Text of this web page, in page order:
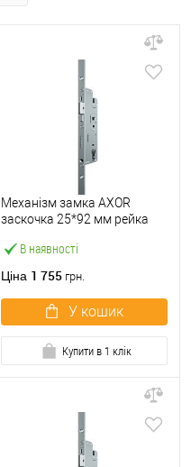
В наявності
Механізм замка AXOR
заскочка 25*92 мм рейка
Ціна 1 755 грн.
У кошик
Купити в 1 клік